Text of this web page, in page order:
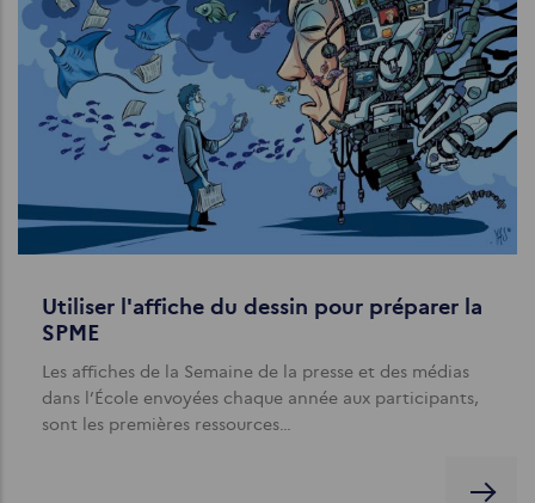
Utiliser l'affiche du dessin pour préparer la
SPME
Les affiches de la Semaine de la presse et des médias
dans l’École envoyées chaque année aux participants,
sont les premières ressources…